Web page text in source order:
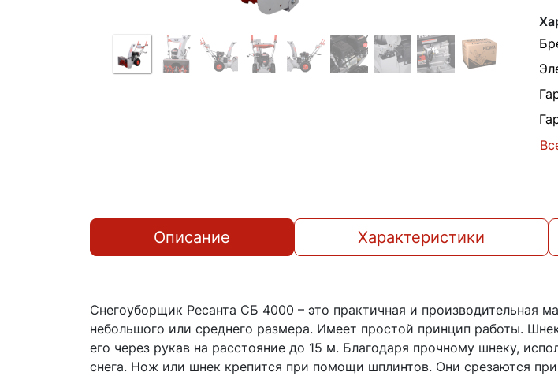
Описание Характеристики
Снегоуборщик Ресанта СБ 4000 – это практичная и производительная
небольшого или среднего размера. Имеет простой принцип работы.
его через рукав на расстояние до 15 м. Благодаря прочному шнеку,
снега. Нож или шнек крепится при помощи шплинтов. Они срезаются